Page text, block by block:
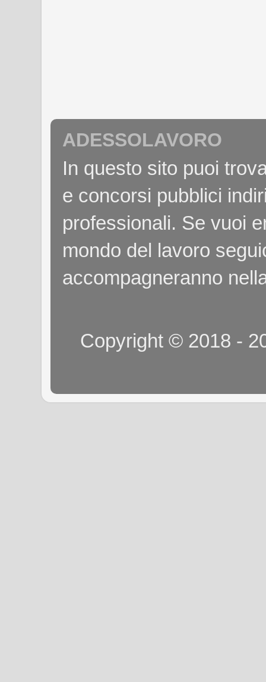
ADESSOLAVORO
In questo sito puoi
e concorsi pubblici
professionali. Se vuoi
mondo del lavoro
accompagneranno
Copyright © 2018 -